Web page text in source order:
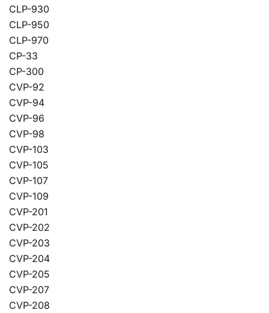
CLP-930
CLP-950
CLP-970
CP-33
CP-300
CVP-92
CVP-94
CVP-96
CVP-98
CVP-103
CVP-105
CVP-107
CVP-109
CVP-201
CVP-202
CVP-203
CVP-204
CVP-205
CVP-207
CVP-208